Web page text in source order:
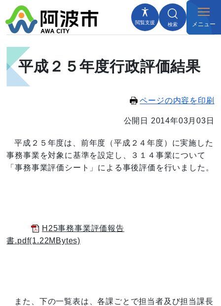
閲覧支援 検索 メニュー
平成２５年度行政評価結果
ページの内容を印刷
公開日 2014年03月03日
平成２５年度は、前年度（平成２４年度）に実施した
事務事業を対象に基準を設定し、３１４事業について
「事務事業評価シート」による事後評価を行いました。
H25事務事業評価報告
書.pdf(1.22MBytes)
また、下の一覧表は、各課ごとで担当者及び担当課長